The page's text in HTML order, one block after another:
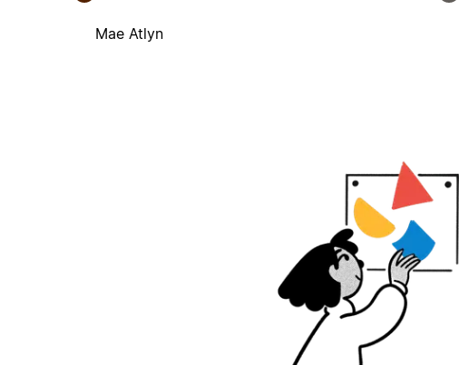
Mae Atlyn